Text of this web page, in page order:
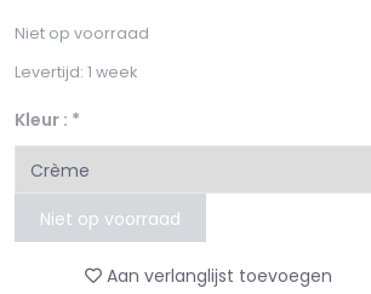
Niet op voorraad
Levertijd: 1 week
Kleur : *
Niet op voorraad
Aan verlanglijst toevoegen